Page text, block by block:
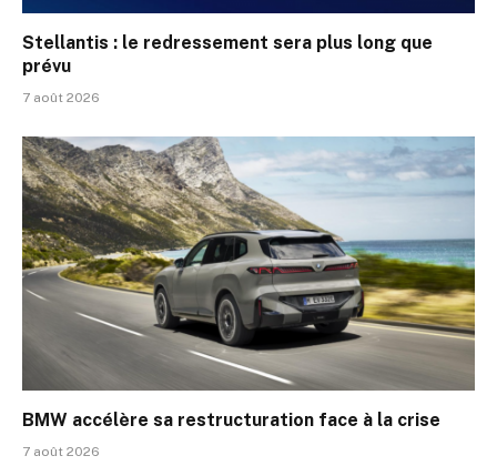
Stellantis : le redressement sera plus long que
prévu
7 août 2026
BMW accélère sa restructuration face à la crise
7 août 2026